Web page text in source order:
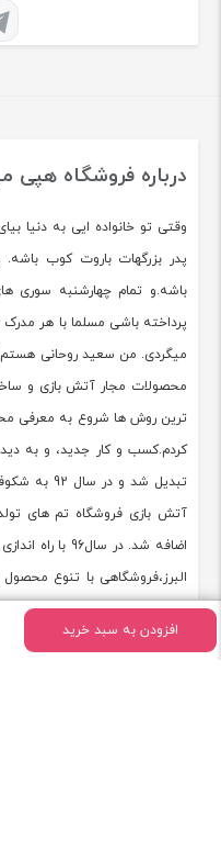
افزودن به سبد خرید
درباره فروشگاه هپی
وقتی تو خانواده ایی به دنیا
پدر بزرگهات باروت کوب باشه.
باشه.و تمام چهارشنبه سوری
پرداخته باشی مسلما با هر
محصولات مجار آتش بازی و
ترین روش ها شروع به معرفی
آتش بازی فروشگاه تم های
اضافه شد. در
البرز،فروشگاهی با تنوع
،عروسک،اسباب بازی،لوازم
بازی ایجاد و در حال خدمت به